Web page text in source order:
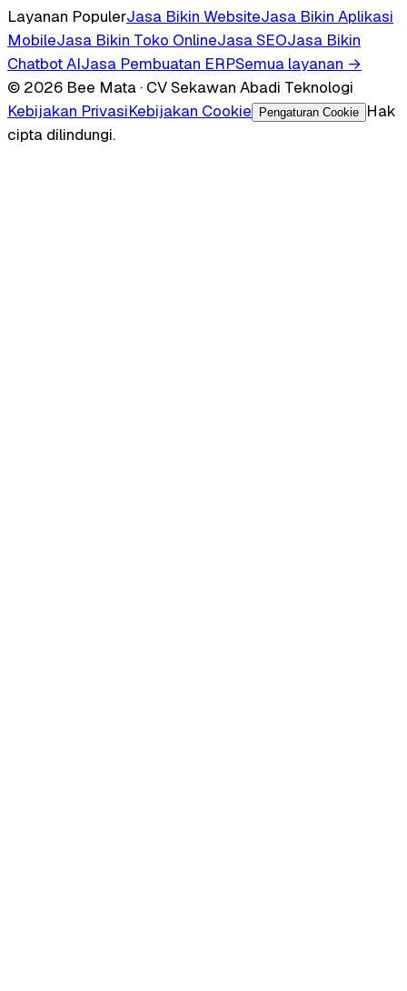
Layanan PopulerJasa Bikin WebsiteJasa Bikin Aplikasi
MobileJasa Bikin Toko OnlineJasa SEOJasa Bikin
Chatbot AIJasa Pembuatan ERPSemua layanan →
© 2026 Bee Mata · CV Sekawan Abadi Teknologi
Kebijakan PrivasiKebijakan Cookie Pengaturan Cookie
Hak
cipta dilindungi.